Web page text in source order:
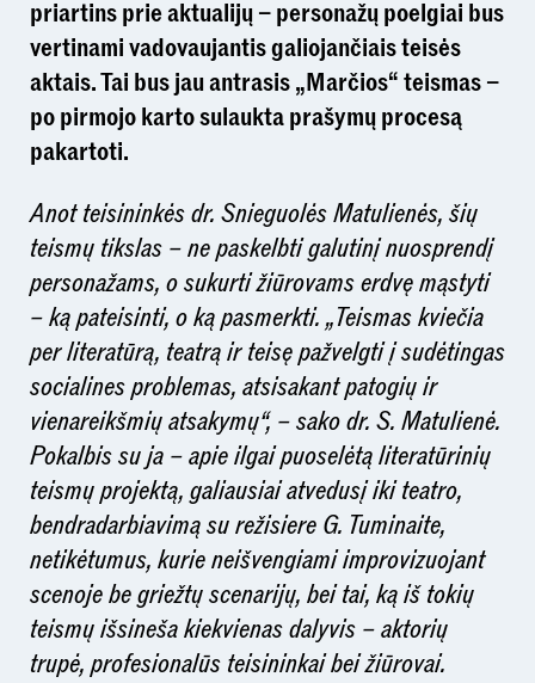
priartins prie aktualijų – personažų poelgiai bus
vertinami vadovaujantis galiojančiais teisės
aktais. Tai bus jau antrasis „Marčios“ teismas –
po pirmojo karto sulaukta prašymų procesą
pakartoti.
Anot teisininkės dr. Snieguolės Matulienės, šių
teismų tikslas – ne paskelbti galutinį nuosprendį
personažams, o sukurti žiūrovams erdvę mąstyti
– ką pateisinti, o ką pasmerkti. „Teismas kviečia
per literatūrą, teatrą ir teisę pažvelgti į sudėtingas
socialines problemas, atsisakant patogių ir
vienareikšmių atsakymų“, – sako dr. S. Matulienė.
Pokalbis su ja – apie ilgai puoselėtą literatūrinių
teismų projektą, galiausiai atvedusį iki teatro,
bendradarbiavimą su režisiere G. Tuminaite,
netikėtumus, kurie neišvengiami improvizuojant
scenoje be griežtų scenarijų, bei tai, ką iš tokių
teismų išsineša kiekvienas dalyvis – aktorių
trupė, profesionalūs teisininkai bei žiūrovai.